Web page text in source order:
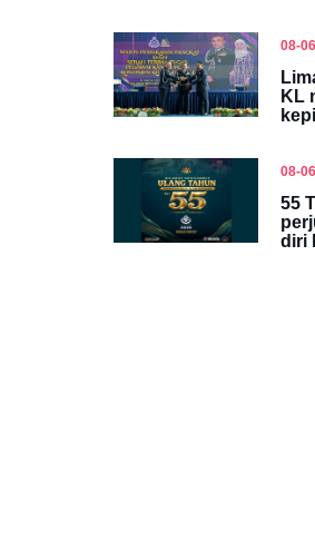
08-06
KL
08-06
55
diri